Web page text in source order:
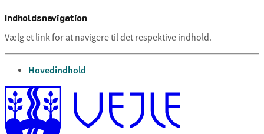
Indholdsnavigation
Vælg et link for at navigere til det respektive indhold.
gå til
Hovedindhold